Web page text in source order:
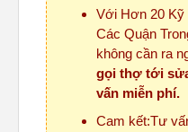
Với Hơn 20 Kỹ
Các Quận
không cần ra
gọi thợ tới
vấn miễn phí.
Cam kết:Tư